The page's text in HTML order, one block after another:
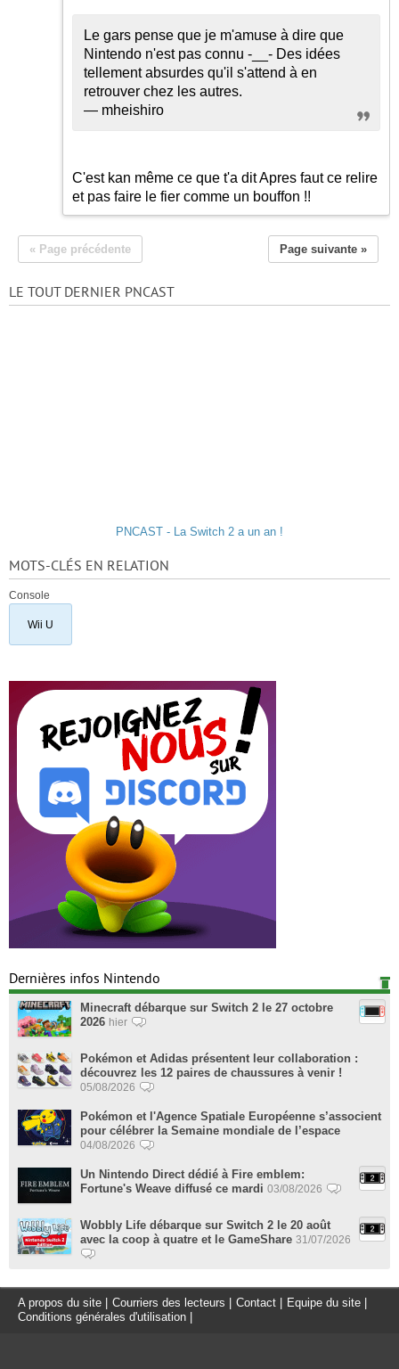
Le gars pense que je m'amuse à dire que
Nintendo n'est pas connu -__- Des idées
tellement absurdes qu'il s'attend à en
retrouver chez les autres.
— mheishiro
C'est kan même ce que t'a dit Apres faut ce relire
et pas faire le fier comme un bouffon !!
« Page précédente Page suivante »
LE TOUT DERNIER PNCAST
PNCAST - La Switch 2 a un an !
MOTS-CLÉS EN RELATION
Console
Wii U
Dernières infos Nintendo
Minecraft débarque sur Switch 2 le 27 octobre
2026 hier
Pokémon et Adidas présentent leur collaboration :
découvrez les 12 paires de chaussures à venir !
05/08/2026
Pokémon et l'Agence Spatiale Européenne s’associent
pour célébrer la Semaine mondiale de l’espace
04/08/2026
Un Nintendo Direct dédié à Fire emblem:
Fortune's Weave diffusé ce mardi 03/08/2026
Wobbly Life débarque sur Switch 2 le 20 août
avec la coop à quatre et le GameShare 31/07/2026
A propos du site Courriers des lecteurs Contact Equipe du site
Conditions générales d'utilisation